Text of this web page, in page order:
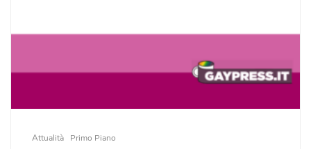
Attualità Primo Piano